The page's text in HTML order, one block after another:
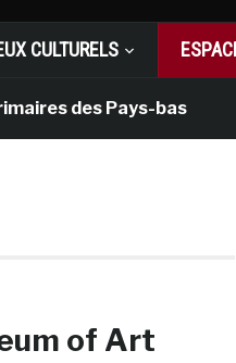
CULTURELS
des Pays-bas il y
of Art